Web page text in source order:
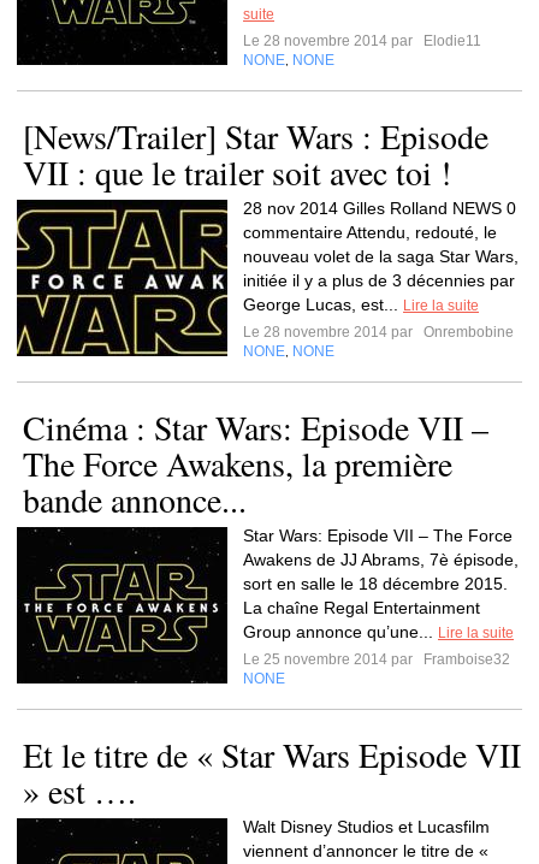
suite
Le 28 novembre 2014 par
Elodie11
NONE NONE
[News/Trailer] Star Wars : Episode
VII : que le trailer soit avec toi !
28 nov 2014 Gilles Rolland NEWS 0
commentaire Attendu, redouté, le
nouveau volet de la saga Star Wars,
initiée il y a plus de 3 décennies par
George Lucas, est...
Lire la suite
Le 28 novembre 2014 par
Onrembobine
NONE NONE
Cinéma : Star Wars: Episode VII –
The Force Awakens, la première
bande annonce...
Star Wars: Episode VII – The Force
Awakens de JJ Abrams, 7è épisode,
sort en salle le 18 décembre 2015.
La chaîne Regal Entertainment
Group annonce qu’une...
Lire la suite
Le 25 novembre 2014 par
Framboise32
NONE
Et le titre de « Star Wars Episode VII
» est ….
Walt Disney Studios et Lucasfilm
viennent d’annoncer le titre de «